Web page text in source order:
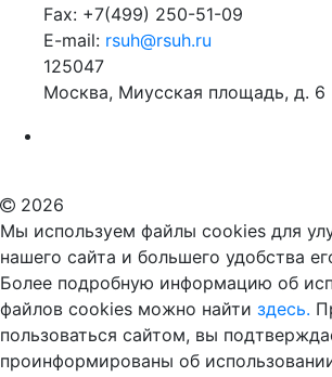
Fax: +7(499) 250-51-09
E-mail: rsuh@rsuh.ru
125047
Москва, Миусская площадь, д. 6
2026
Мы используем файлы cookies для
нашего сайта и большего удобства
Более подробную информацию об
файлов cookies можно найти здесь.
пользоваться сайтом, вы
проинформированы об